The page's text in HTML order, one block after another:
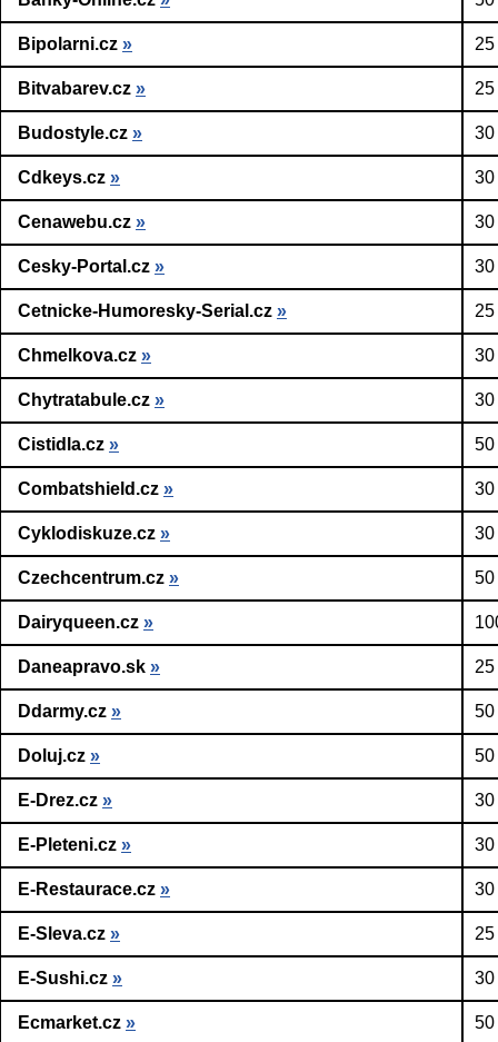
Bipolarni.cz »
Bitvabarev.cz »
Budostyle.cz » 30
Cdkeys.cz » 30
Cenawebu.cz » 30
Cesky-Portal.cz » 30
Cetnicke-Humoresky-Serial.cz »
Chmelkova.cz » 30
Chytratabule.cz » 30
Cistidla.cz » 50
Combatshield.cz » 30
Cyklodiskuze.cz » 30
Czechcentrum.cz » 50
Dairyqueen.cz »
Daneapravo.sk »
Ddarmy.cz » 50
Doluj.cz » 50
E-Drez.cz » 30
E-Pleteni.cz » 30
E-Restaurace.cz » 30
E-Sleva.cz »
E-Sushi.cz » 30
Ecmarket.cz » 50